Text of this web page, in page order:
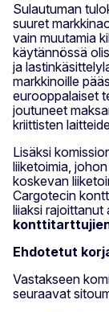
Sulautuman
suuret
vain muutamia
käytännössä
ja
markkinoille
eurooppalaiset
joutuneet
kriittisten
Lisäksi
liiketoimia,
koskevan
Cargotecin
liiaksi rajoittanut
Ehdotetut
Vastakseen
seuraavat